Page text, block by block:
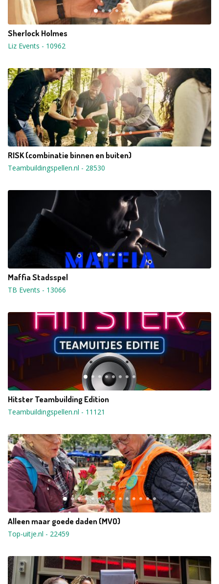
Sherlock Holmes
Liz Events - 10962
RISK (combinatie binnen en buiten)
Teambuildingspellen.nl - 28530
Maffia Stadsspel
TB Events - 13066
Hitster Teambuilding Edition
Teambuildingspellen.nl - 11121
Alleen maar goede daden (MVO)
Top-uitje.nl - 22459